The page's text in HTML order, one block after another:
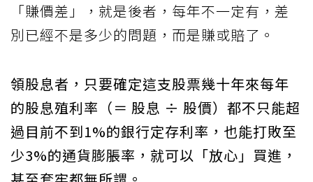
「賺價差」，就是後者，每年不一定有，差
別已經不是多少的問題，而是賺或賠了。
領股息者，只要確定這支股票幾十年來每年
的股息殖利率（＝ 股息 ÷ 股價）都不只能超
過目前不到1%的銀行定存利率，也能打敗至
少3%的通貨膨脹率，就可以「放心」買進，